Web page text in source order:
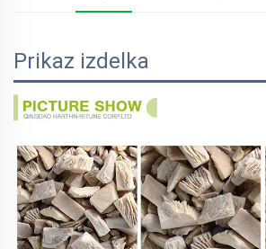
Prikaz izdelka